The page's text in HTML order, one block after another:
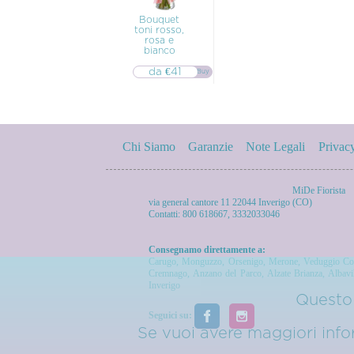
Bouquet
toni rosso,
rosa e
bianco
▷▷ Buy
da €41
Chi Siamo Garanzie Note Legali
MiDe Fiorista
via general cantore 11 22044 Inverigo (CO)
Contatti: 800 618667, 3332033046
Consegnamo direttamente a:
Carugo
Monguzzo Orsenigo Merone, Veduggio
Cremnago
Anzano del Parco Alzate Brianza
Inverigo
Seguici su:
Se vuoi avere maggiori